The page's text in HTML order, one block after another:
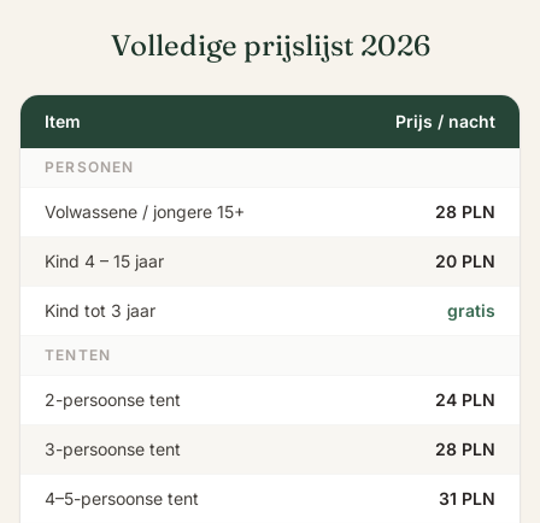
Volledige prijslijst 2026
Item Prijs / nacht
PERSONEN
Volwassene / jongere 15+ 28 PLN
Kind 4 – 15 jaar 20 PLN
Kind tot 3 jaar gratis
TENTEN
2-persoonse tent 24 PLN
3-persoonse tent 28 PLN
4–5-persoonse tent 31 PLN